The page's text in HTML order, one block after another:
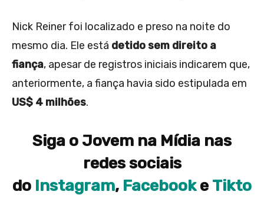
Nick Reiner foi localizado e preso na noite do
mesmo dia. Ele está detido sem direito a
fiança, apesar de registros iniciais indicarem que,
anteriormente, a fiança havia sido estipulada em
US$ 4 milhões.
Siga o Jovem na Mídia nas
redes sociais
do Instagram, FacebookeTikto